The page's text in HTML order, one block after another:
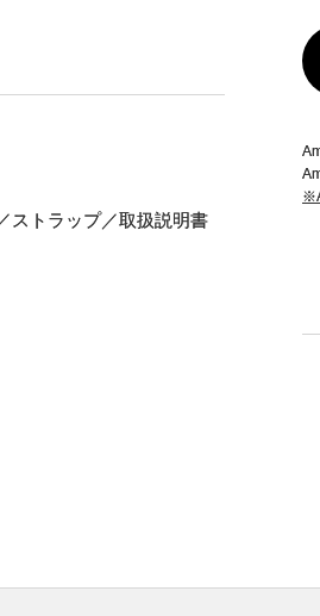
ストラップ／取扱説明書